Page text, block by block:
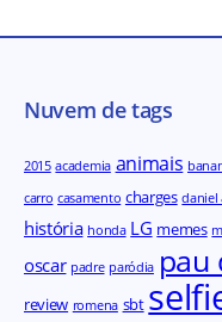
Nuvem de tags
2015 academia animais
carro casamento charges daniel
história honda LG memes
oscar padre paródia pau
review romena sbt